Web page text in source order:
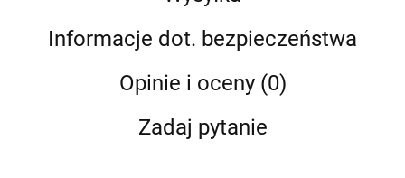
Informacje dot. bezpieczeństwa
Opinie i oceny (0)
Zadaj pytanie